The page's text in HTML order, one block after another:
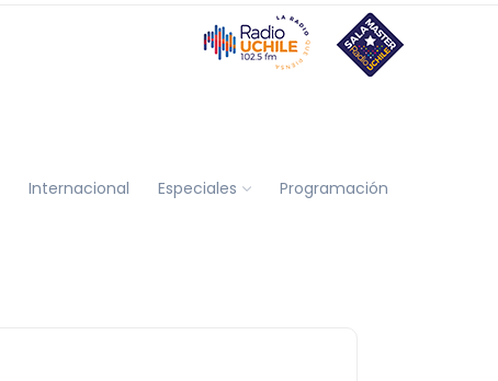
Internacional Especiales Programación